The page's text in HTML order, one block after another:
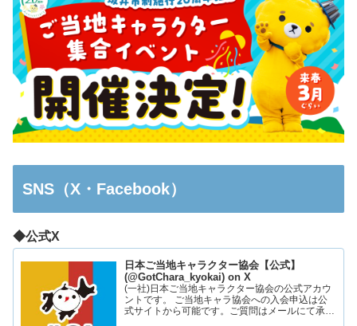
SNS（X・Facebook）
◆公式X
日本ご当地キャラクター協会【公式】
(@GotChara_kyokai) on X
(一社)日本ご当地キャラクター協会の公式アカウ
ントです。 ご当地キャラ協会への入会申込は公
式サイトから可能です。ご質問はメールにて承っ